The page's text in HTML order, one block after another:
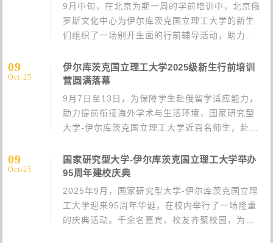
9月中旬，在北京为期一周的学前培训中，北京俄
罗斯文化中心为伊尔库茨克国立理工大学的新生
们组织了一场别开生面的行前辅导活动，助力学
平稳顺畅。此次参观为学生带来了一次沉浸式的
俄罗斯文化体验之旅，北京俄罗···
09
Oct-25
伊尔库茨克国立理工大学2025级新生行前培训
营圆满落幕
9月7日至13日，为保障学生赴俄留学适应能力，
助力提前衔接海外学术与生活环境，国家研究型
大学-伊尔库茨克国立理工大学近百名师生，赴战
训。此次参与培训的学生涵盖本科新生、硕士一
年级新生及预科新生，均为即···
09
Oct-25
国家研究型大学-伊尔库茨克国立理工大学举办
95周年建校庆典
2025年9月，国家研究型大学-伊尔库茨克国立理
工大学迎来95周年华诞，在校内举行了一场隆重
的庆典活动。千余名嘉宾、校友齐聚校园，为伊